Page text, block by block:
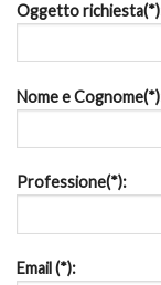
Oggetto
Nome e
Professione(*):
Email (*):